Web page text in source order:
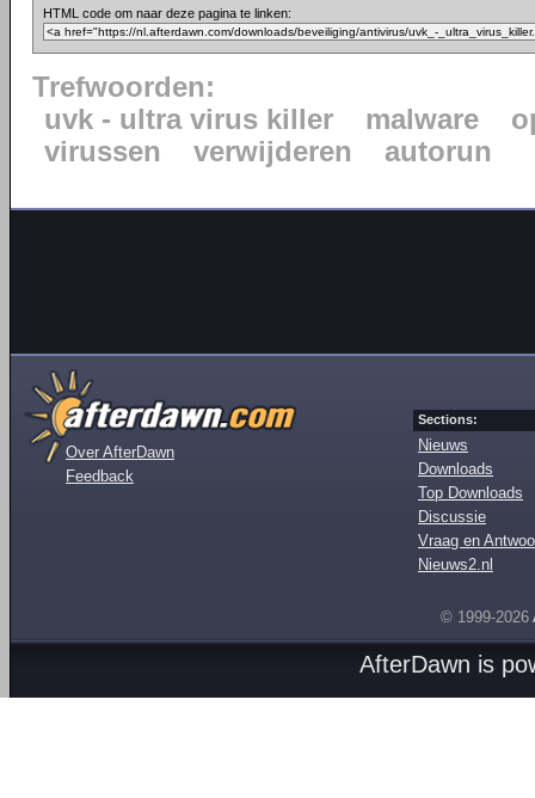
HTML code om naar deze pagina te linken:
Trefwoorden:
uvk - ultra virus killer
malware
virussen
verwijderen autorun
Over AfterDawn
Feedback
Sections:
Nieuws
Downloads
Top Downloads
Discussie
Vraag en
Nieuws2.nl
© 1999-2026
AfterDawn is